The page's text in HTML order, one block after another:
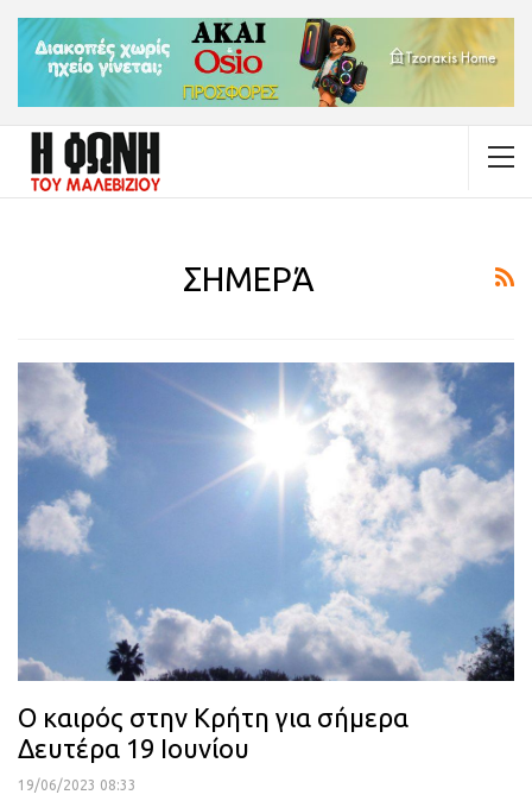
ΣΗΜΕΡΆ
Ο καιρός στην Κρήτη για σήμερα
Δευτέρα 19 Ιουνίου
19/06/2023 08:33